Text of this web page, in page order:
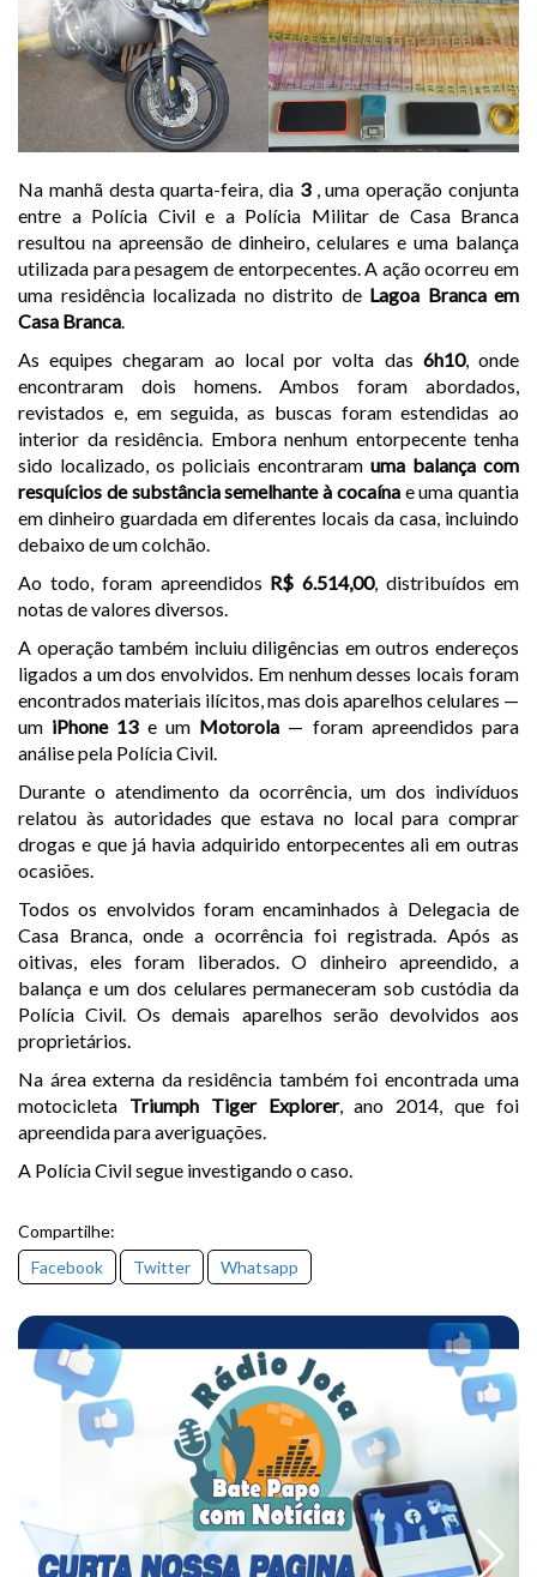
Na manhã desta quarta-feira, dia 3 , uma operação conjunta
entre a Polícia Civil e a Polícia Militar de Casa Branca
resultou na apreensão de dinheiro, celulares e uma balança
utilizada para pesagem de entorpecentes. A ação ocorreu em
uma residência localizada no distrito de Lagoa Branca em
Casa Branca
As equipes chegaram ao local por volta das 6h10, onde
encontraram dois homens. Ambos foram abordados,
revistados e, em seguida, as buscas foram estendidas ao
interior da residência. Embora nenhum entorpecente tenha
sido localizado, os policiais encontraram uma balança com
resquícios de substância semelhante à cocaínae uma quantia
em dinheiro guardada em diferentes locais da casa, incluindo
debaixo de um colchão.
Ao todo, foram apreendidos R$ 6.514,00, distribuídos em
notas de valores diversos.
A operação também incluiu diligências em outros endereços
ligados a um dos envolvidos. Em nenhum desses locais foram
encontrados materiais ilícitos, mas dois aparelhos celulares —
um iPhone 13e um Motorola — foram apreendidos para
análise pela Polícia Civil.
Durante o atendimento da ocorrência, um dos indivíduos
relatou às autoridades que estava no local para comprar
drogas e que já havia adquirido entorpecentes ali em outras
ocasiões.
Todos os envolvidos foram encaminhados à Delegacia de
Casa Branca, onde a ocorrência foi registrada. Após as
oitivas, eles foram liberados. O dinheiro apreendido, a
balança e um dos celulares permaneceram sob custódia da
Polícia Civil. Os demais aparelhos serão devolvidos aos
proprietários.
Na área externa da residência também foi encontrada uma
motocicleta Triumph Tiger Explorer, ano 2014, que foi
apreendida para averiguações.
A Polícia Civil segue investigando o caso.
Compartilhe:
Facebook
Twitter Whatsapp